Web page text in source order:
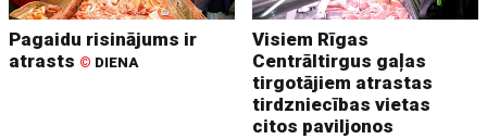
Pagaidu risinājums ir
atrasts © DIENA
Visiem Rīgas
Centrāltirgus gaļas
tirgotājiem atrastas
tirdzniecības vietas
citos paviljonos